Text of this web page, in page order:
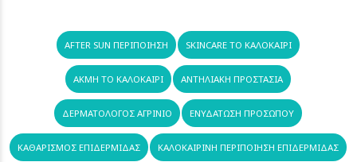
AFTER SUN ΠΕΡΙΠΟΊΗΣΗ SKINCARE ΤΟ ΚΑΛΟΚΑΊΡΙ
ΑΚΜΉ ΤΟ ΚΑΛΟΚΑΊΡΙ ΑΝΤΗΛΙΑΚΉ ΠΡΟΣΤΑΣΊΑ
ΔΕΡΜΑΤΟΛΟΓΟΣ ΑΓΡΊΝΙΟ ΕΝΥΔΆΤΩΣΗ ΠΡΟΣΏΠΟΥ
ΚΑΘΑΡΙΣΜΌΣ ΕΠΙΔΕΡΜΊΔΑΣ ΚΑΛΟΚΑΙΡΙΝΉ ΠΕΡΙΠΟΊΗΣΗ ΕΠΙΔΕΡΜΊΔΑΣ